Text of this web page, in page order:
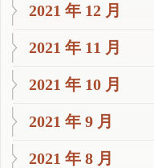
2021 年 12 月
2021 年 11 月
2021 年 10 月
2021 年 9 月
2021 年 8 月